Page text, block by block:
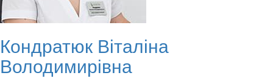
Кондратюк Віталіна
Володимирівна